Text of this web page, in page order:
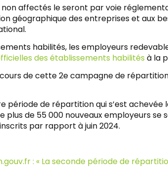
affectés le seront par voie
géographique des entreprises et aux
habilités, les employeurs
des établissements habilités à la
de cette 2e campagne de
période de répartition qui s’est achevée
plus de 55 000 nouveaux employeurs
par rapport à juin 2024.
: « La seconde période de